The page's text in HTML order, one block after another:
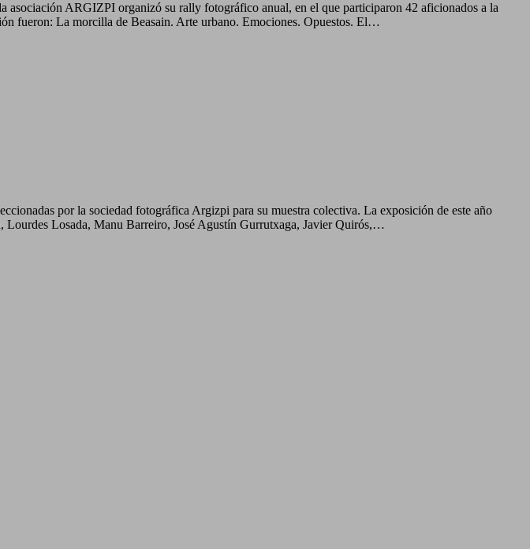
ARGIZPI organizó su rally fotográfico anual, en el que participaron 42 aficionados a la
fueron: La morcilla de Beasain. Arte urbano. Emociones. Opuestos. El…
por la sociedad fotográfica Argizpi para su muestra colectiva. La exposición de este año
Losada, Manu Barreiro, José Agustín Gurrutxaga, Javier Quirós,…